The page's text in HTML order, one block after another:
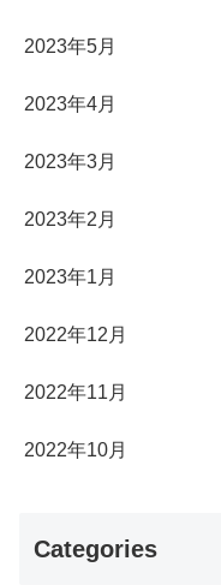
2023年5月
2023年4月
2023年3月
2023年2月
2023年1月
2022年12月
2022年11月
2022年10月
Categories